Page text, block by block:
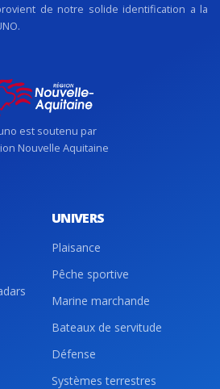
de notre solide identification a la
est soutenu par
Nouvelle Aquitaine
UNIVERS
Plaisance
Pêche sportive
Marine marchande
Bateaux de servitude
Défense
Systèmes terrestres